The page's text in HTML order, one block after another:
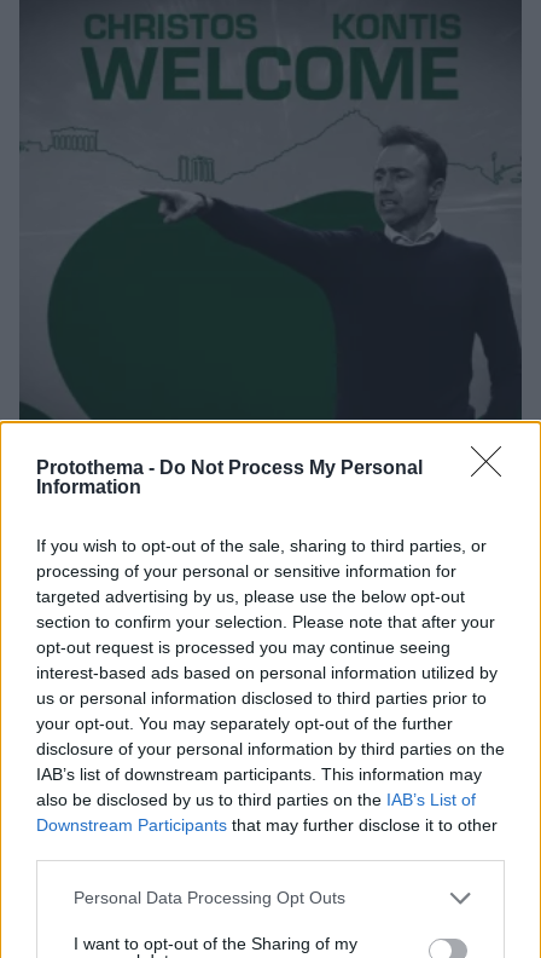
Protothema - Do Not Process My Personal
Information
If you wish to opt-out of the sale, sharing to third parties, or
processing of your personal or sensitive information for
targeted advertising by us, please use the below opt-out
section to confirm your selection. Please note that after your
opt-out request is processed you may continue seeing
interest-based ads based on personal information utilized by
us or personal information disclosed to third parties prior to
your opt-out. You may separately opt-out of the further
disclosure of your personal information by third parties on the
IAB’s list of downstream participants. This information may
also be disclosed by us to third parties on the IAB’s List of
Downstream Participants that may further disclose it to other
Please note that this website/app uses one or more Google
not limited to your visit or usage behaviour. You may click to
Personal Data Processing Opt Outs
I want to opt-out of the Sharing of my
στον Παναθηναϊκό - Αντικαθιστά τον Τερίμ
17.05.2024, 14:28
Thema Insights